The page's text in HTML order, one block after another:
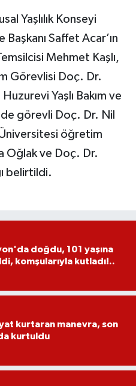
Yaşlılık Konseyi
Başkanı Saffet Acar’ın
Mehmet Kaşlı,
Görevlisi Doç. Dr.
Yaşlı Bakım ve
görevli Doç. Dr. Nil
öğretim
Oğlak ve Doç. Dr.
belirtildi.
doğdu, 101 yaşına
komşularıyla kutladı!..
kurtaran manevra, son
kurtuldu